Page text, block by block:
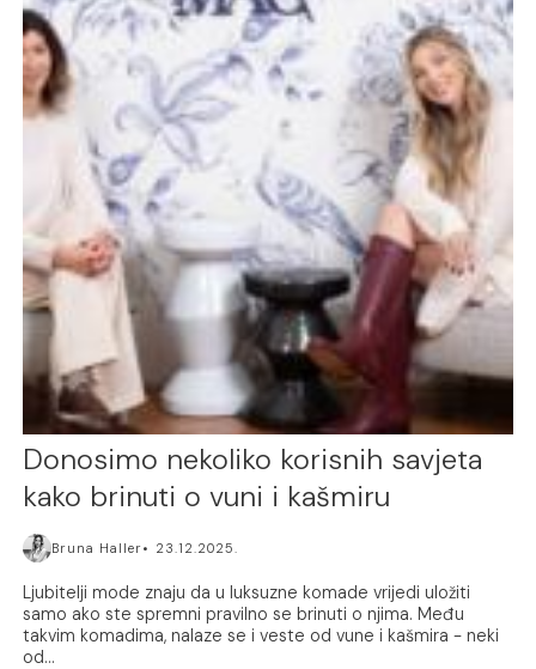
Donosimo nekoliko korisnih savjeta
kako brinuti o vuni i kašmiru
Bruna Haller 23.12.2025.
Ljubitelji mode znaju da u luksuzne komade vrijedi uložiti
samo ako ste spremni pravilno se brinuti o njima. Među
takvim komadima, nalaze se i veste od vune i kašmira - neki
od...